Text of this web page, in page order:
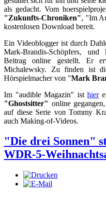
als gedacht. Vom
"Zukunfts-Chroniken", "Im
kostenlosen Download bereit.
Ein Videoblogger ist durch
Mark-Brandis-Schöpfers,
Beitrag online gestellt. Er
Michalewsky. Zu finden ist
Hörspielmacher von "Mark
Im "audible Magazin" isthier
"Ghostsitter" online
auf diese Serie von Tommy
auch Making-of-Videos.
"Die drei Sonnen"
WDR-5-